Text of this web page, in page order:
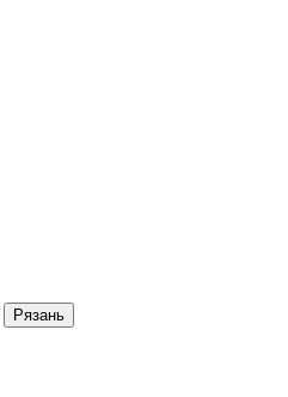
Рязань